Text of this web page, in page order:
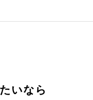
いなら